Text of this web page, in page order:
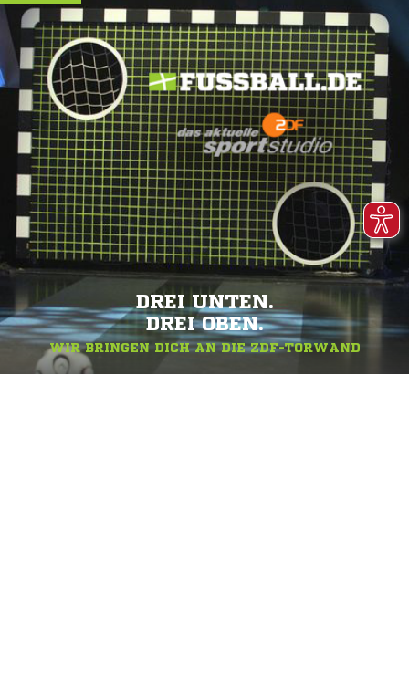
DREI UNTEN.
DREI OBEN.
WIR BRINGEN DICH AN DIE ZDF-TORWAND